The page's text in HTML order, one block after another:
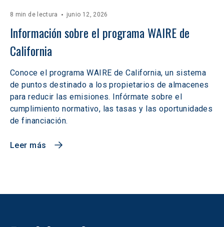
8 min de lectura junio 12, 2026
Información sobre el programa WAIRE de
California
Conoce el programa WAIRE de California, un sistema
de puntos destinado a los propietarios de almacenes
para reducir las emisiones. Infórmate sobre el
cumplimiento normativo, las tasas y las oportunidades
de financiación.
Leer más